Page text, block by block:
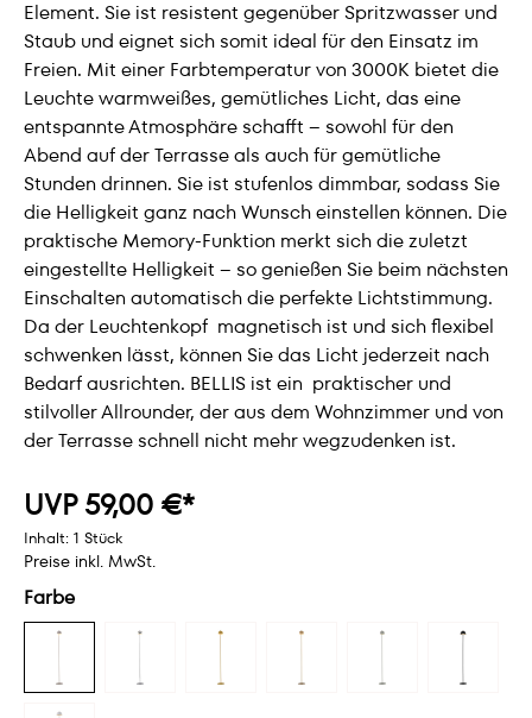
Element. Sie ist resistent gegenüber Spritzwasser und
Staub und eignet sich somit ideal für den Einsatz im
Freien. Mit einer Farbtemperatur von 3000K bietet die
Leuchte warmweißes, gemütliches Licht, das eine
entspannte Atmosphäre schafft – sowohl für den
Abend auf der Terrasse als auch für gemütliche
Stunden drinnen. Sie ist stufenlos dimmbar, sodass Sie
die Helligkeit ganz nach Wunsch einstellen können. Die
praktische Memory-Funktion merkt sich die zuletzt
eingestellte Helligkeit – so genießen Sie beim nächsten
Einschalten automatisch die perfekte Lichtstimmung.
Da der Leuchtenkopf magnetisch ist und sich flexibel
schwenken lässt, können Sie das Licht jederzeit nach
Bedarf ausrichten. BELLIS ist ein praktischer und
stilvoller Allrounder, der aus dem Wohnzimmer und von
der Terrasse schnell nicht mehr wegzudenken ist.
UVP 59,00 €*
Inhalt: 1 Stück
Preise inkl. MwSt.
Farbe